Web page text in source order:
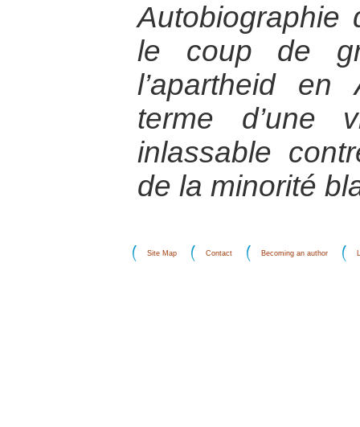
Autobiographie
le coup de
l’apartheid
terme d’une
inlassable
de la minorité
Site Map Contact Becoming an author